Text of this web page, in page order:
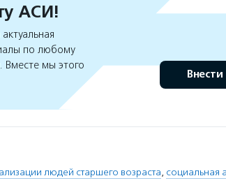
АСИ!
по любому
Вместе мы этого
Внести
людей старшего возраста, социальная